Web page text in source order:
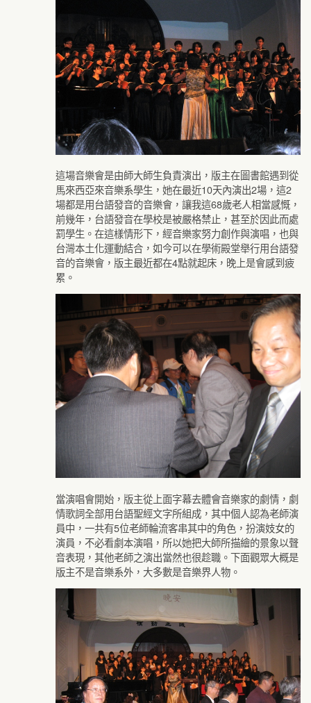
這場音樂會是由師大師生負責演出，版主在圖書館遇到從
馬來西亞來音樂系學生，她在最近10天內演出2場，這2
場都是用台語發音的音樂會，讓我這68歲老人相當感慨，
前幾年，台語發音在學校是被嚴格禁止，甚至於因此而處
罰學生。在這樣情形下，經音樂家努力創作與演唱，也與
台灣本土化運動結合，如今可以在學術殿堂舉行用台語發
音的音樂會，版主最近都在4點就起床，晚上是會感到疲
累。
當演唱會開始，版主從上面字幕去體會音樂家的劇情，劇
情歌詞全部用台語聖經文字所組成，其中個人認為老師演
員中，一共有5位老師輪流客串其中的角色，扮演妓女的
演員，不必看劇本演唱，所以她把大師所描繪的景象以聲
音表現，其他老師之演出當然也很趁職。下面觀眾大概是
版主不是音樂系外，大多數是音樂界人物。